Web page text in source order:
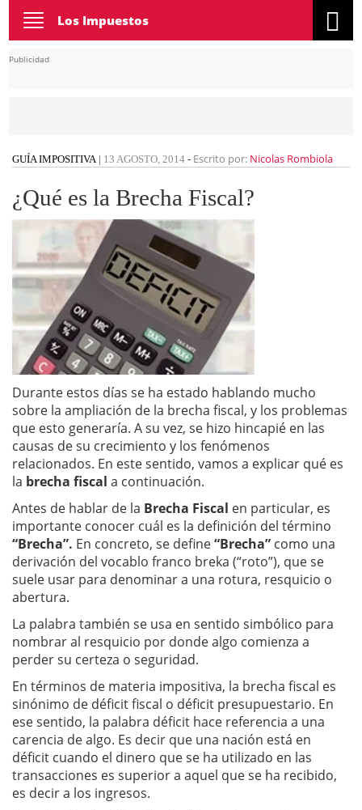
Toggle
navigation
Los Impuestos
Publicidad
GUÍA IMPOSITIVA| 13 AGOSTO, 2014 - Escrito por: Nicolas Rombiola
¿Qué es la Brecha Fiscal?
Durante estos días se ha estado hablando mucho
sobre la ampliación de la brecha fiscal, y los problemas
que esto generaría. A su vez, se hizo hincapié en las
causas de su crecimiento y los fenómenos
relacionados. En este sentido, vamos a explicar qué es
la brecha fiscal a continuación.
Antes de hablar de la Brecha Fiscal en particular, es
importante conocer cuál es la definición del término
“Brecha”. En concreto, se define“Brecha” como una
derivación del vocablo franco breka (“roto”), que se
suele usar para denominar a una rotura, resquicio o
abertura.
La palabra también se usa en sentido simbólico para
nombrar al resquicio por donde algo comienza a
perder su certeza o seguridad.
En términos de materia impositiva, la brecha fiscal es
sinónimo de déficit fiscal o déficit presupuestario. En
ese sentido, la palabra déficit hace referencia a una
carencia de algo. Es decir que una nación está en
déficit cuando el dinero que se ha utilizado en las
transacciones es superior a aquel que se ha recibido,
es decir a los ingresos.